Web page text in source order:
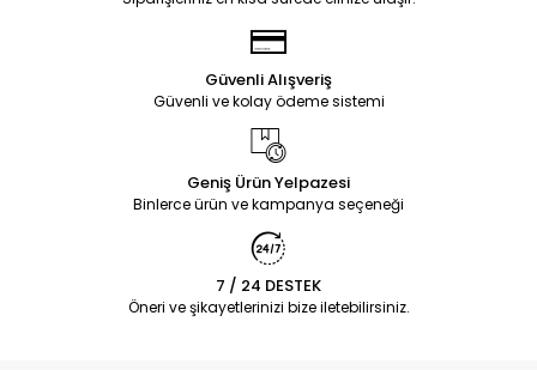
Güvenli Alışveriş
Güvenli ve kolay ödeme sistemi
Geniş Ürün Yelpazesi
Binlerce ürün ve kampanya seçeneği
7 / 24 DESTEK
Öneri ve şikayetlerinizi bize iletebilirsiniz.